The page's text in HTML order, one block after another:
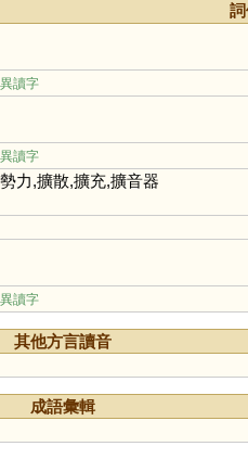
異讀字
異讀字
力,擴散,擴充,擴音器
異讀字
其他方言讀音
成語彙輯